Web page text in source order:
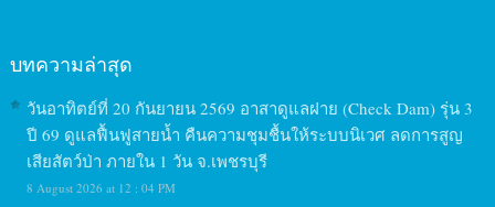
บทความล่าสุด
วันอาทิตย์ที่ 20 กันยายน 2569 อาสาดูแลฝาย (Check Dam) รุ่น 3
ปี 69 ดูแลฟื้นฟูสายน้ำ คืนความชุมชื้นให้ระบบนิเวศ ลดการสูญ
เสียสัตว์ป่า ภายใน 1 วัน จ.เพชรบุรี
8 August 2026 at 12 : 04 PM